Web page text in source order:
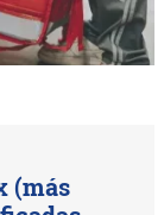
(más